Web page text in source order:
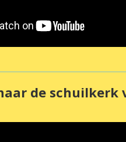
de schuilkerk